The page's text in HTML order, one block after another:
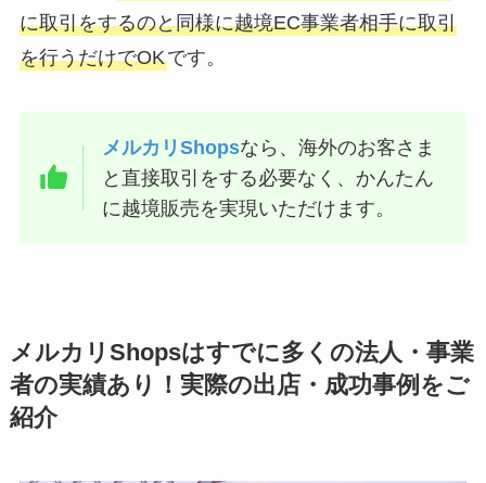
に取引をするのと同様に越境EC事業者相手に取引
を行うだけでOKです。
メルカリShopsなら、海外のお客さま
と直接取引をする必要なく、かんたん
に越境販売を実現いただけます。
メルカリShopsはすでに多くの法人・事業
者の実績あり！実際の出店・成功事例をご
紹介